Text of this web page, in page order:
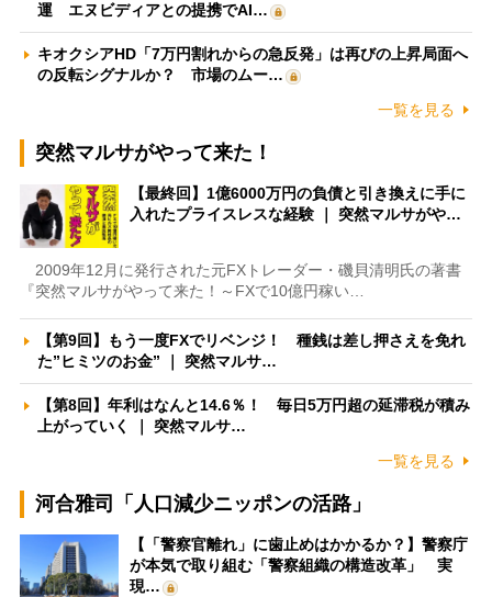
運 エヌビディアとの提携でAI…
キオクシアHD「7万円割れからの急反発」は再びの上昇局面へ
の反転シグナルか？ 市場のムー…
一覧を見る
突然マルサがやって来た！
【最終回】1億6000万円の負債と引き換えに手に
入れたプライスレスな経験 ｜ 突然マルサがや…
2009年12月に発行された元FXトレーダー・磯貝清明氏の著書
『突然マルサがやって来た！～FXで10億円稼い…
【第9回】もう一度FXでリベンジ！ 種銭は差し押さえを免れ
た”ヒミツのお金” ｜ 突然マルサ…
【第8回】年利はなんと14.6％！ 毎日5万円超の延滞税が積み
上がっていく ｜ 突然マルサ…
一覧を見る
河合雅司「人口減少ニッポンの活路」
【「警察官離れ」に歯止めはかかるか？】警察庁
が本気で取り組む「警察組織の構造改革」 実
現…